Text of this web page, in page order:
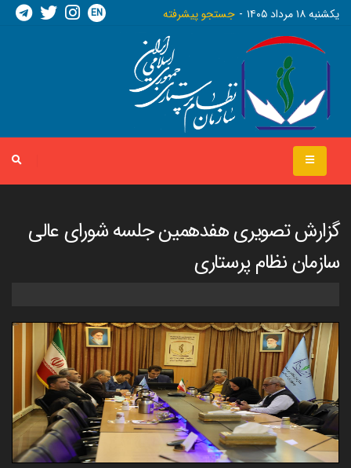
يکشنبه ١٨ مرداد ١٤٠٥ جستجو پیشرفته EN
گزارش تصویری هفدهمین جلسه شورای عالی
سازمان نظام پرستاری